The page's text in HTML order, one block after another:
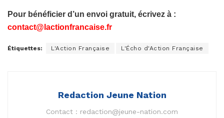
Pour bénéficier d’un envoi gratuit, écrivez à :
contact@lactionfrancaise.fr
Étiquettes: L'Action Française L'Écho d'Action Française
Redaction Jeune Nation
Contact : redaction@jeune-nation.com